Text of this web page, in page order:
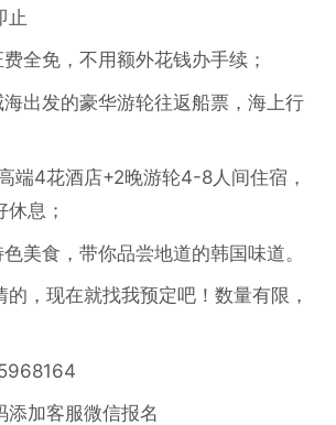
止
全免，不用额外花钱办手续；
出发的豪华游轮往返船票，海上行
端4花酒店+2晚游轮4-8人间住宿，
息；
美食，带你品尝地道的韩国味道。
，现在就找我预定吧！数量有限，
添加客服微信报名